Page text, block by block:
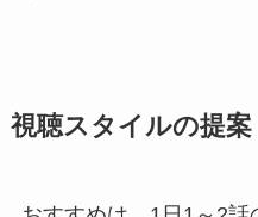
視聴スタイルの提案